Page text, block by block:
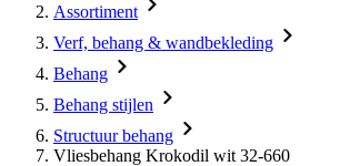
Assortiment
Verf, behang & wandbekleding
Behang
Behang stijlen
Structuur behang
Vliesbehang Krokodil wit 32-660